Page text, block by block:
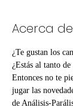
Acerca
¿Te gustan los
¿Estás al tanto de
Entonces no te
jugar las
de Análisis-